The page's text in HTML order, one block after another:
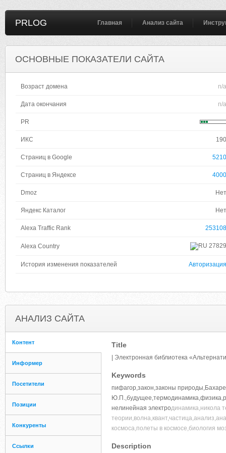
PRLOG Главная Анализ сайта
ОСНОВНЫЕ ПОКАЗАТЕЛИ САЙТА
Возраст домена n/a
Дата окончания n/a
PR
ИКС 190
Страниц в Google 5210
Страниц в Яндексе 4000
Dmoz Нет
Яндекс Каталог Нет
Alexa Traffic Rank 253108
Alexa Country 27829
История изменения показателей Авторизация
АНАЛИЗ САЙТА
Контент
Информер
Посетители
Позиции
Конкуренты
Ссылки
Title
| Электронная библиотека
Keywords
пифагор,закон,законы
нелинейная электродинамика,никола
космоса,полеты в космосе,биология
Description